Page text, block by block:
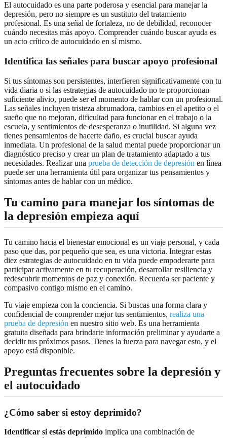
El autocuidado es una parte poderosa y esencial para manejar la
depresión, pero no siempre es un sustituto del tratamiento
profesional. Es una señal de fortaleza, no de debilidad, reconocer
cuándo necesitas más apoyo. Comprender cuándo buscar ayuda es
un acto crítico de autocuidado en sí mismo.
Identifica las señales para buscar apoyo profesional
Si tus síntomas son persistentes, interfieren significativamente con tu
vida diaria o si las estrategias de autocuidado no te proporcionan
suficiente alivio, puede ser el momento de hablar con un profesional.
Las señales incluyen tristeza abrumadora, cambios en el apetito o el
sueño que no mejoran, dificultad para funcionar en el trabajo o la
escuela, y sentimientos de desesperanza o inutilidad. Si alguna vez
tienes pensamientos de hacerte daño, es crucial buscar ayuda
inmediata. Un profesional de la salud mental puede proporcionar un
diagnóstico preciso y crear un plan de tratamiento adaptado a tus
necesidades. Realizar una prueba de detección de depresión en línea
puede ser una herramienta útil para organizar tus pensamientos y
síntomas antes de hablar con un médico.
Tu camino para manejar los síntomas de
la depresión empieza aquí
Tu camino hacia el bienestar emocional es un viaje personal, y cada
paso que das, por pequeño que sea, es una victoria. Integrar estas
diez estrategias de autocuidado en tu vida puede empoderarte para
participar activamente en tu recuperación, desarrollar resiliencia y
redescubrir momentos de paz y conexión. Recuerda ser paciente y
compasivo contigo mismo en el camino.
Tu viaje empieza con la conciencia. Si buscas una forma clara y
confidencial de comprender mejor tus sentimientos, realiza una
prueba de depresión en nuestro sitio web. Es una herramienta
gratuita diseñada para brindarte información preliminar y ayudarte a
decidir tus próximos pasos. Tienes la fuerza para navegar esto, y el
apoyo está disponible.
Preguntas frecuentes sobre la depresión y
el autocuidado
¿Cómo saber si estoy deprimido?
Identificar si estás deprimido implica una combinación de